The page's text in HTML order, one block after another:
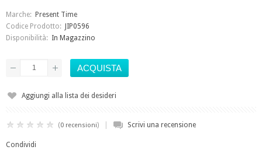
Marche:
Present Time
Codice Prodotto: JIP0596
Disponibilità: In Magazzino
Aggiungi alla lista dei desideri
(0 recensioni) Scrivi una recensione
Condividi